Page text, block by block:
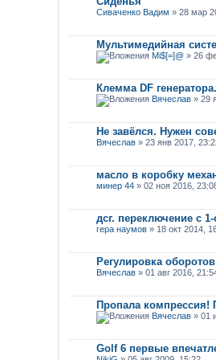
Сиваченко Вадим » 28 мар
Мультимедийная
Мi$[=]@ » 26
Клемма DF генератора.
Вячеслав » 29
Не завёлся. Нужен
Вячеслав » 23 янв 2017,
масло в коробку
минер 44 » 02 ноя 2016,
дсг. переключение с
гера наумов » 18 окт 2014,
Регулировка
Вячеслав » 01 авг 2016,
Пропала компрессия!
Вячеслав » 01
Golf 6 первые